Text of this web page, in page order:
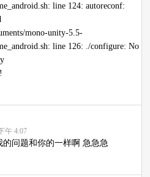
line 124: autoreconf:
mono-unity-5.5-
line 126: ./configure: No
午 4:07
问题和你的一样啊 急急急